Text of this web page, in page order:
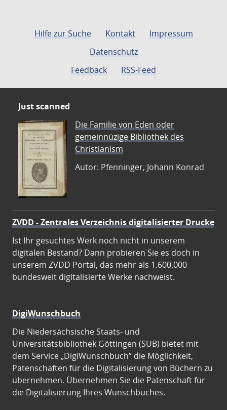
Hilfe zur Suche Kontakt
Impressum
Datenschutz
Feedback
RSS-Feed
Just scanned
Die Familie von Eden oder
gemeinnüzige Bibliothek des
Christianism
Autor: Pfenninger, Johann Konrad
ZVDD - Zentrales Verzeichnis digitalisierter Drucke
Ist Ihr gesuchtes Werk noch nicht in unserem
digitalen Bestand? Dann probieren Sie es doch in
unserem ZVDD Portal, das mehr als 1.600.000
bundesweit digitalisierte Werke nachweist.
DigiWunschbuch
Die Niedersächsische Staats- und
Universitätsbibliothek Göttingen (SUB) bietet mit
dem Service „DigiWunschbuch” die Möglichkeit,
Patenschaften für die Digitalisierung von Büchern zu
übernehmen. Übernehmen Sie die Patenschaft für
die Digitalisierung Ihres Wunschbuches.